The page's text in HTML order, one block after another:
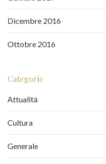
Dicembre 2016
Ottobre 2016
Categorie
Attualità
Cultura
Generale